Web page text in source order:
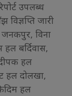
उपलब्ध
विज्ञप्ति जारी
विना
हल बर्दिवास,
हल
हल दोलखा,
हल